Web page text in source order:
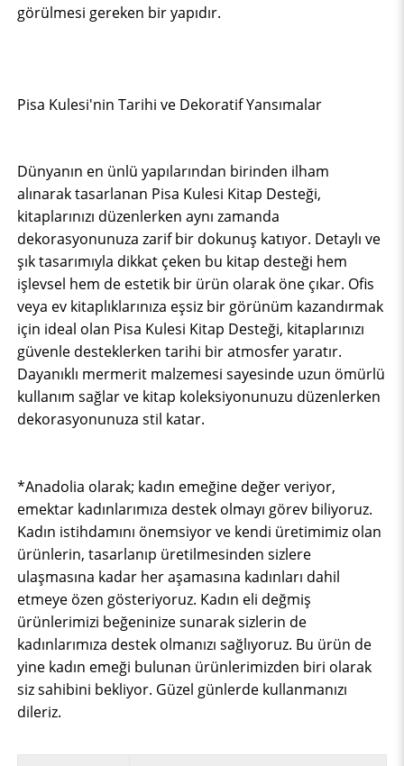
görülmesi gereken bir yapıdır.
Pisa Kulesi'nin Tarihi ve Dekoratif Yansımalar
Dünyanın en ünlü yapılarından birinden ilham
alınarak tasarlanan Pisa Kulesi Kitap Desteği,
kitaplarınızı düzenlerken aynı zamanda
dekorasyonunuza zarif bir dokunuş katıyor. Detaylı ve
şık tasarımıyla dikkat çeken bu kitap desteği hem
işlevsel hem de estetik bir ürün olarak öne çıkar. Ofis
veya ev kitaplıklarınıza eşsiz bir görünüm kazandırmak
için ideal olan Pisa Kulesi Kitap Desteği, kitaplarınızı
güvenle desteklerken tarihi bir atmosfer yaratır.
Dayanıklı mermerit malzemesi sayesinde uzun ömürlü
kullanım sağlar ve kitap koleksiyonunuzu düzenlerken
dekorasyonunuza stil katar.
*Anadolia olarak; kadın emeğine değer veriyor,
emektar kadınlarımıza destek olmayı görev biliyoruz.
Kadın istihdamını önemsiyor ve kendi üretimimiz olan
ürünlerin, tasarlanıp üretilmesinden sizlere
ulaşmasına kadar her aşamasına kadınları dahil
etmeye özen gösteriyoruz. Kadın eli değmiş
ürünlerimizi beğeninize sunarak sizlerin de
kadınlarımıza destek olmanızı sağlıyoruz. Bu ürün de
yine kadın emeği bulunan ürünlerimizden biri olarak
siz sahibini bekliyor. Güzel günlerde kullanmanızı
dileriz.